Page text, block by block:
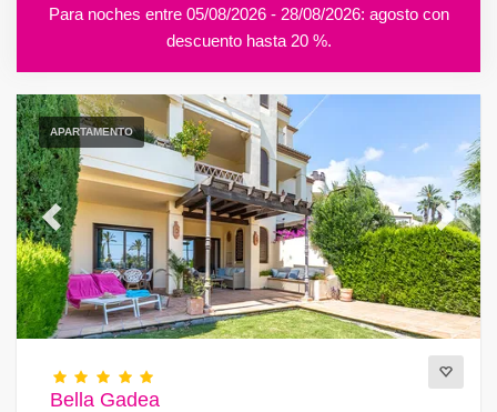
Para noches entre 05/08/2026 - 28/08/2026: agosto con
descuento hasta 20 %.
APARTAMENTO
Previous Next
Bella Gadea